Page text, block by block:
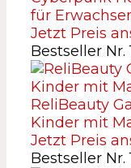
für
Jetzt Preis
Bestseller Nr.
ReliBeauty
Kinder mit
Jetzt Preis
Bestseller Nr.